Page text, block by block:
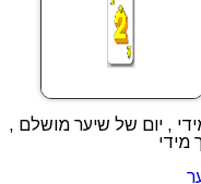
, יום של שיער מושלם ,
מידי